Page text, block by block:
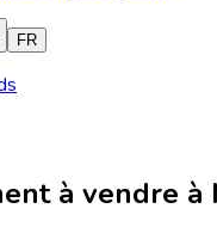
FR
à vendre à